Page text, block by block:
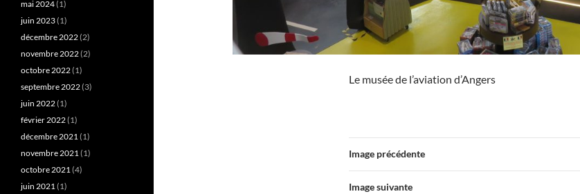
Le musée de l’aviation d’Angers
Image précédente
Image suivante
mai 2024(1)
juin 2023(1)
décembre 2022(2)
novembre 2022(2)
octobre 2022(1)
septembre 2022(3)
juin 2022(1)
février 2022(1)
décembre 2021(1)
novembre 2021(1)
octobre 2021(4)
juin 2021(1)